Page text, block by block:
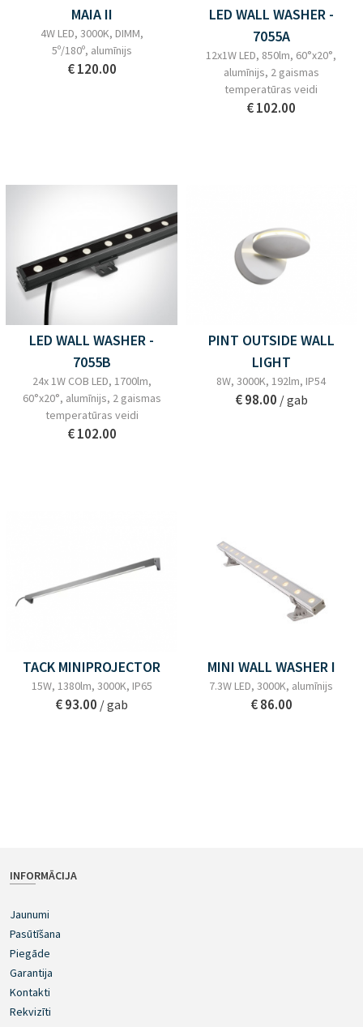
MAIA II
4W LED, 3000K, DIMM,
5º/180º, alumīnijs
€ 120.00
LED WALL WASHER -
7055A
12x1W LED, 850lm, 60°x20°,
alumīnijs, 2 gaismas
temperatūras veidi
€ 102.00
LED WALL WASHER -
7055B
24x 1W COB LED, 1700lm,
60°x20°, alumīnijs, 2 gaismas
temperatūras veidi
€ 102.00
PINT OUTSIDE WALL
LIGHT
8W, 3000K, 192lm, IP54
€ 98.00 / gab
TACK MINIPROJECTOR
15W, 1380lm, 3000K, IP65
€ 93.00 / gab
MINI WALL WASHER I
7.3W LED, 3000K, alumīnijs
€ 86.00
INFORMĀCIJA
Jaunumi
Pasūtīšana
Piegāde
Garantija
Kontakti
Rekvizīti